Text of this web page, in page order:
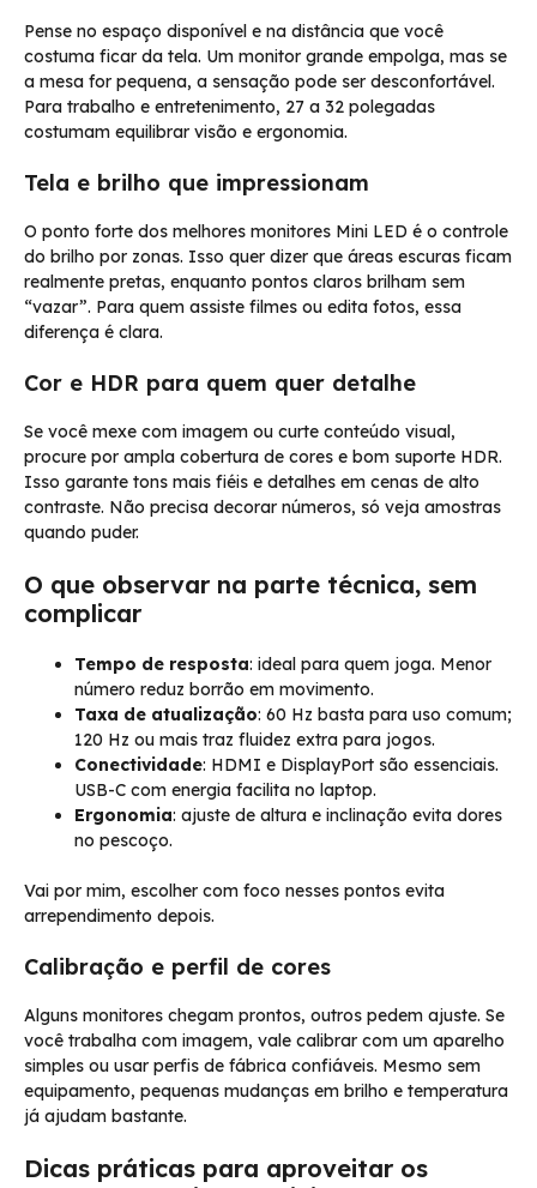
Pense no espaço disponível e na distância que você
costuma ficar da tela. Um monitor grande empolga, mas se
a mesa for pequena, a sensação pode ser desconfortável.
Para trabalho e entretenimento, 27 a 32 polegadas
costumam equilibrar visão e ergonomia.
Tela e brilho que impressionam
O ponto forte dos melhores monitores Mini LED é o controle
do brilho por zonas. Isso quer dizer que áreas escuras ficam
realmente pretas, enquanto pontos claros brilham sem
“vazar”. Para quem assiste filmes ou edita fotos, essa
diferença é clara.
Cor e HDR para quem quer detalhe
Se você mexe com imagem ou curte conteúdo visual,
procure por ampla cobertura de cores e bom suporte HDR.
Isso garante tons mais fiéis e detalhes em cenas de alto
contraste. Não precisa decorar números, só veja amostras
quando puder.
O que observar na parte técnica, sem
complicar
Tempo de resposta: ideal para quem joga. Menor
número reduz borrão em movimento.
Taxa de atualização: 60 Hz basta para uso comum;
120 Hz ou mais traz fluidez extra para jogos.
Conectividade: HDMI e DisplayPort são essenciais.
USB-C com energia facilita no laptop.
Ergonomia: ajuste de altura e inclinação evita dores
no pescoço.
Vai por mim, escolher com foco nesses pontos evita
arrependimento depois.
Calibração e perfil de cores
Alguns monitores chegam prontos, outros pedem ajuste. Se
você trabalha com imagem, vale calibrar com um aparelho
simples ou usar perfis de fábrica confiáveis. Mesmo sem
equipamento, pequenas mudanças em brilho e temperatura
já ajudam bastante.
Dicas práticas para aproveitar os